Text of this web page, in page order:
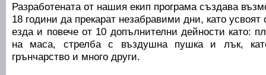
Разработената от нашия екип програма създава
18 години да прекарат незабравими дни, като
езда и повече от 10 допълнителни дейности като:
на маса, стрелба с въздушна пушка и лък,
грънчарство и много други.